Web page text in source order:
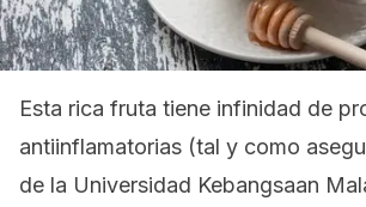
Esta rica fruta tiene infinidad de
antiinflamatorias (tal y como
de la Universidad Kebangsaan